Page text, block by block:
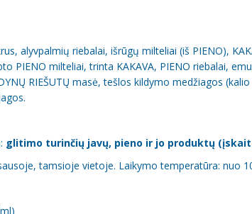
alyvpalmių riebalai, išrūgų milteliai (iš PIENO),
PIENO milteliai, trinta KAKAVA, PIENO riebalai,
RIEŠUTŲ masė, tešlos kildymo medžiagos
glitimo turinčių javų, pieno ir jo produktų
tamsioje vietoje. Laikymo temperatūra: nuo